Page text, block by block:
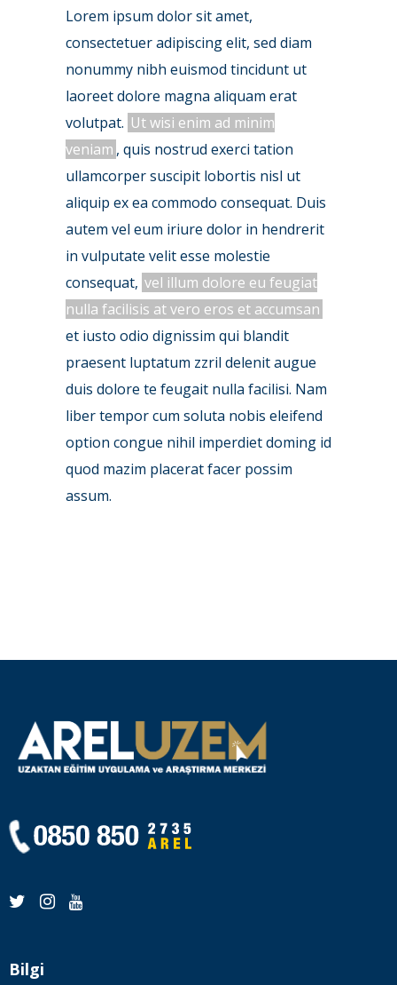
Lorem ipsum dolor sit amet,
consectetuer adipiscing elit, sed diam
nonummy nibh euismod tincidunt ut
laoreet dolore magna aliquam erat
volutpat. Ut wisi enim ad minim
veniam , quis nostrud exerci tation
ullamcorper suscipit lobortis nisl ut
aliquip ex ea commodo consequat. Duis
autem vel eum iriure dolor in hendrerit
in vulputate velit esse molestie
consequat, vel illum dolore eu feugiat
nulla facilisis at vero eros et accumsan
et iusto odio dignissim qui blandit
praesent luptatum zzril delenit augue
duis dolore te feugait nulla facilisi. Nam
liber tempor cum soluta nobis eleifend
option congue nihil imperdiet doming id
quod mazim placerat facer possim
assum.
Bilgi